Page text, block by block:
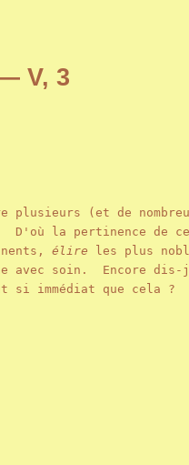
V, 3
(et de
la pertinence de ce
élire les plus
avec soin. Encore
si immédiat que cela ?